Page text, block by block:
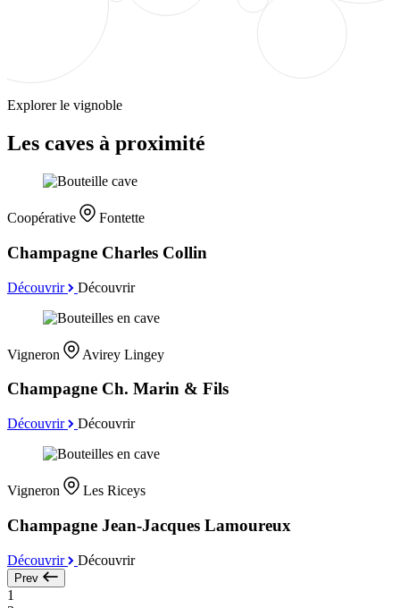
Explorer le vignoble
Les caves à proximité
Coopérative Fontette
Champagne Charles Collin
Découvrir Découvrir
Vigneron Avirey Lingey
Champagne Ch. Marin & Fils
Découvrir Découvrir
Vigneron Les Riceys
Champagne Jean-Jacques Lamoureux
Découvrir Découvrir
Prev
1